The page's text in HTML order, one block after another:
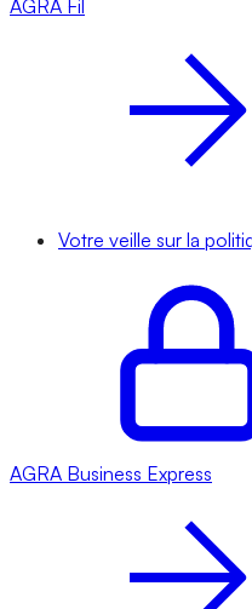
AGRA Fil
Votre veille sur la
AGRA Business Express